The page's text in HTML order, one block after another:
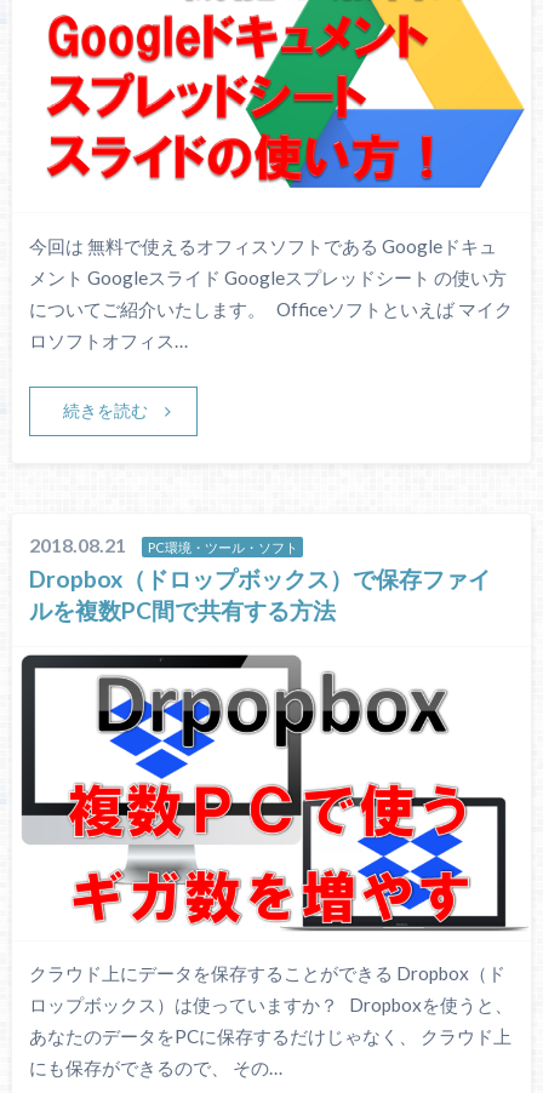
今回は 無料で使えるオフィスソフトである Googleドキュ
メント Googleスライド Googleスプレッドシート の使い方
についてご紹介いたします。 Officeソフトといえば マイク
ロソフトオフィス…
続きを読む
2018.08.21 PC環境・ツール・ソフト
Dropbox（ドロップボックス）で保存ファイ
ルを複数PC間で共有する方法
クラウド上にデータを保存することができる Dropbox（ド
ロップボックス）は使っていますか？ Dropboxを使うと、
あなたのデータをPCに保存するだけじゃなく、 クラウド上
にも保存ができるので、 その…